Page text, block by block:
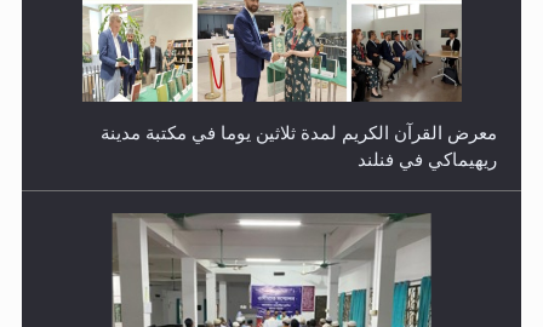
معرض القرآن الكريم لمدة ثلاثين يوما في مكتبة مدينة
ريهيماكي في فنلند